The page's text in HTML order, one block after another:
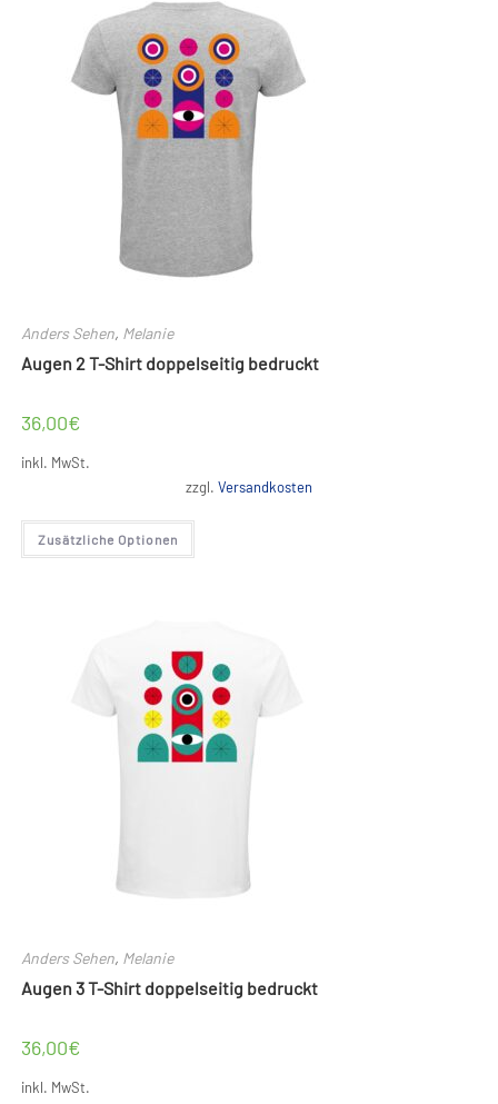
Optionen
können
auf
der
Produktseite
gewählt
werden
Anders Sehen, Melanie
Augen 2 T-Shirt doppelseitig bedruckt
36,00€
inkl. MwSt.
zzgl. Versandkosten
Zusätzliche Optionen
Dieses
weist
können
auf
der
Produktseite
gewählt
werden
Anders Sehen, Melanie
Augen 3 T-Shirt doppelseitig bedruckt
36,00€
inkl. MwSt.